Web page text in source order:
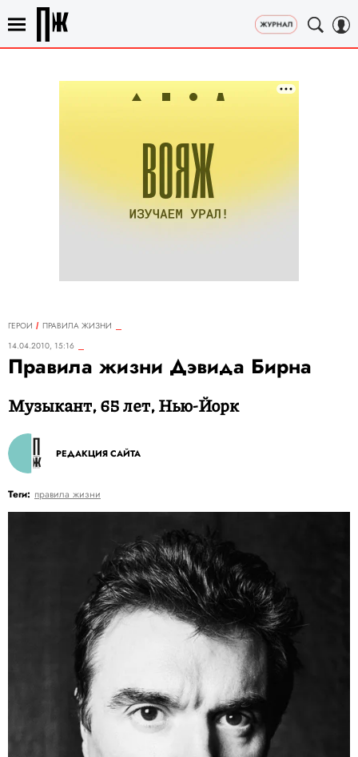
ГЕРОИ
ПРАВИЛА ЖИЗНИ
14.04.2010, 15:16
Правила жизни Дэвида Бирна
Музыкант, 65 лет, Нью-Йорк
РЕДАКЦИЯ САЙТА
Теги: правила жизни